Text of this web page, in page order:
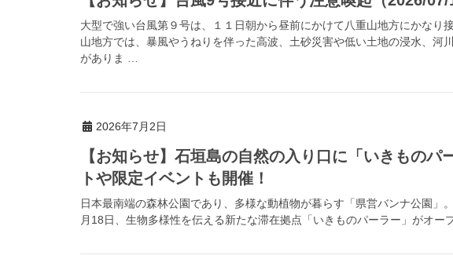
大型で強い台風第９号は、１１日朝から昼前にかけて八重山地方にかなり
山地方では、暴風やうねりを伴った高波、土砂災害や低い土地の浸水、河
がありま …
2026年7月2日
【お知らせ】石垣島の自然の入り口に「いきものパ
トや限定イベントも開催！
日本最南端の森林公園であり、多様な動植物が暮らす「県営バンナ公園」
月18日、生物多様性を伝える新たな滞在拠点「いきものパーラー」がオー